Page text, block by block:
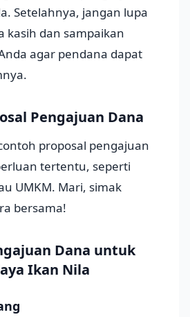
Setelahnya, jangan lupa
kasih dan sampaikan
agar pendana dapat
Pengajuan Dana
proposal pengajuan
tertentu, seperti
UMKM. Mari, simak
bersama!
Dana untuk
Ikan Nila